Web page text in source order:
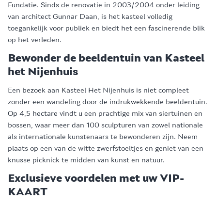
Fundatie. Sinds de renovatie in 2003/2004 onder leiding
van architect Gunnar Daan, is het kasteel volledig
toegankelijk voor publiek en biedt het een fascinerende blik
op het verleden.
Bewonder de beeldentuin van Kasteel
het Nijenhuis
Een bezoek aan Kasteel Het Nijenhuis is niet compleet
zonder een wandeling door de indrukwekkende beeldentuin.
Op 4,5 hectare vindt u een prachtige mix van siertuinen en
bossen, waar meer dan 100 sculpturen van zowel nationale
als internationale kunstenaars te bewonderen zijn. Neem
plaats op een van de witte zwerfstoeltjes en geniet van een
knusse picknick te midden van kunst en natuur.
Exclusieve voordelen met uw VIP-
KAART